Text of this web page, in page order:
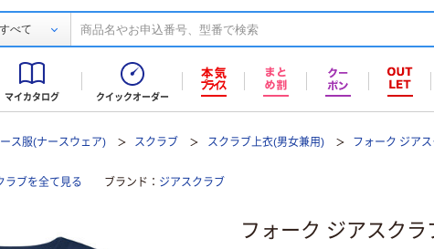
すべて
マイカタログ クイックオーダー
ース服(ナースウェア) スクラブ スクラブ上衣(男女兼用) フォーク ジアス
ラブを全て見る ブランド ジアスクラブ
フォーク ジアスクラ